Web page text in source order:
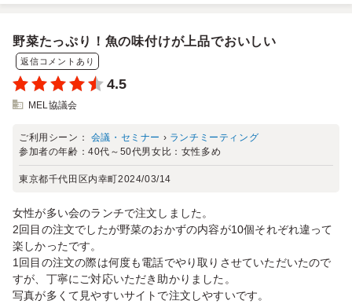
野菜たっぷり！魚の味付けが上品でおいしい
返信コメントあり
4.5
MEL協議会
ご利用シーン： 会議・セミナー › ランチミーティング
参加者の年齢：40代～50代男女比： 女性多め
東京都千代田区内幸町2024/03/14
女性が多い会のランチで注文しました。
2回目の注文でしたが野菜のおかずの内容が10個それぞれ違って
楽しかったです。
1回目の注文の際は何度も電話でやり取りさせていただいたので
すが、丁寧にご対応いただき助かりました。
写真が多くて見やすいサイトで注文しやすいです。